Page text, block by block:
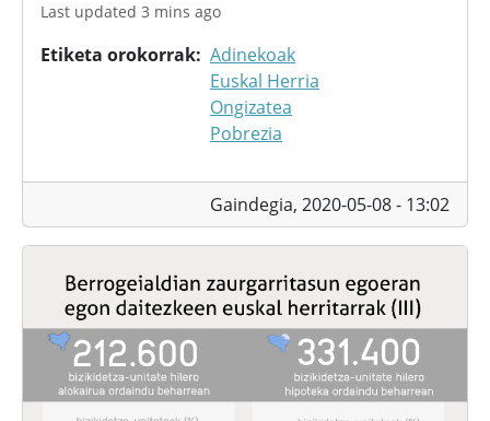
Last updated 3 mins ago
Etiketa orokorrak Adinekoak
Euskal Herria
Ongizatea
Pobrezia
Gaindegia, 2020-05-08 - 13:02